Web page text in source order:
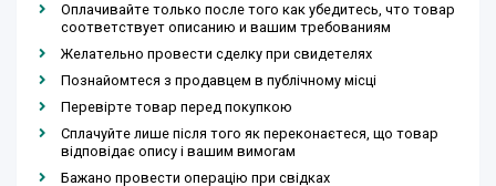
Оплачивайте только после того как убедитесь, что товар
соответствует описанию и вашим требованиям
Желательно провести сделку при свидетелях
Познайомтеся з продавцем в публічному місці
Перевірте товар перед покупкою
Сплачуйте лише після того як переконаєтеся, що товар
відповідає опису і вашим вимогам
Бажано провести операцію при свідках